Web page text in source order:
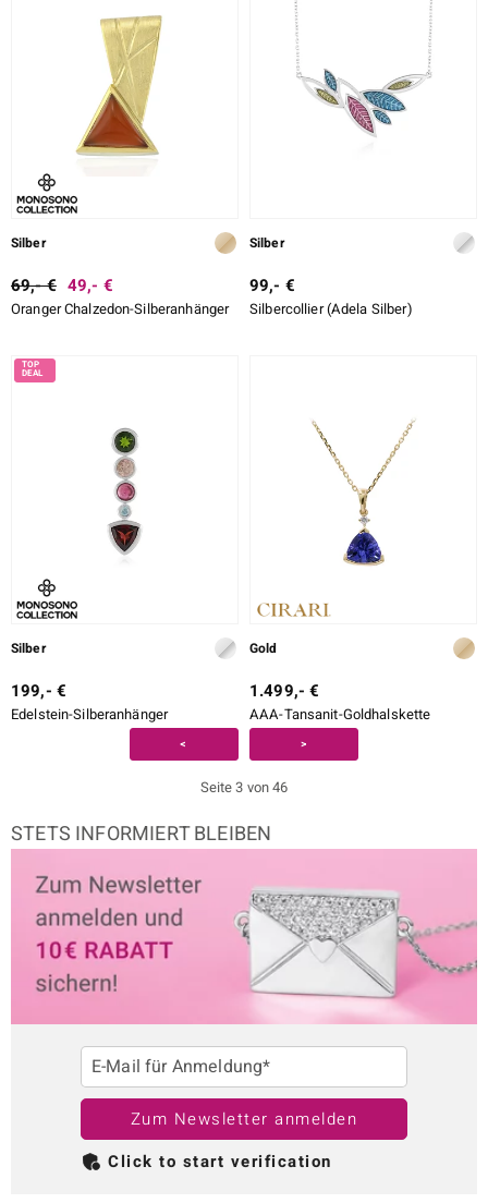
Silber
69,- € 49,- €
Oranger Chalzedon-Silberanhänger
Silber
99,- €
Silbercollier (Adela Silber)
Silber
199,- €
Edelstein-Silberanhänger
Gold
1.499,- €
AAA-Tansanit-Goldhalskette
< >
Seite 3 von 46
STETS INFORMIERT BLEIBEN
E-Mail für Anmeldung*
Zum Newsletter anmelden
Click to start verification